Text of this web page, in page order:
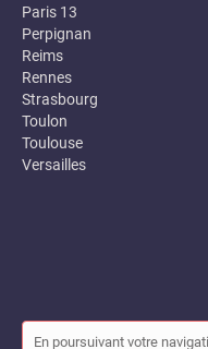
Paris 13
Perpignan
Reims
Rennes
Strasbourg
Toulon
Toulouse
Versailles
En poursuivant votre